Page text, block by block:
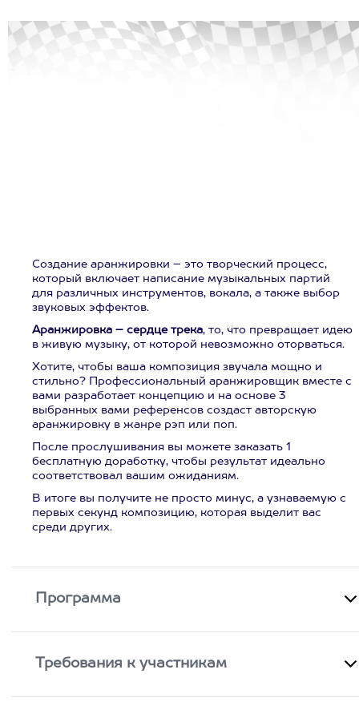
Создание аранжировки – это творческий процесс,
который включает написание музыкальных партий
для различных инструментов, вокала, а также выбор
звуковых эффектов.
Аранжировка – сердце трека, то, что превращает идею
в живую музыку, от которой невозможно оторваться.
Хотите, чтобы ваша композиция звучала мощно и
стильно? Профессиональный аранжировщик вместе с
вами разработает концепцию и на основе 3
выбранных вами референсов создаст авторскую
аранжировку в жанре рэп или поп.
После прослушивания вы можете заказать 1
бесплатную доработку, чтобы результат идеально
соответствовал вашим ожиданиям.
В итоге вы получите не просто минус, а узнаваемую с
первых секунд композицию, которая выделит вас
среди других.
Программа
Требования к участникам